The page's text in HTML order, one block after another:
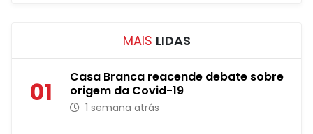
MAIS LIDAS
01
Casa Branca reacende debate sobre
origem da Covid-19
1 semana atrás